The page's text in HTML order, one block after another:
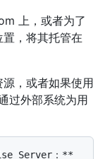
上，或者为了
，将其托管在
，或者如果使用
过外部系统为用